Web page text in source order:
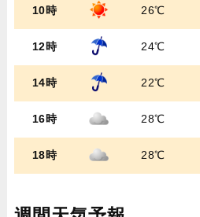
10時 26℃
12時 24℃
14時 22℃
16時 28℃
18時 28℃